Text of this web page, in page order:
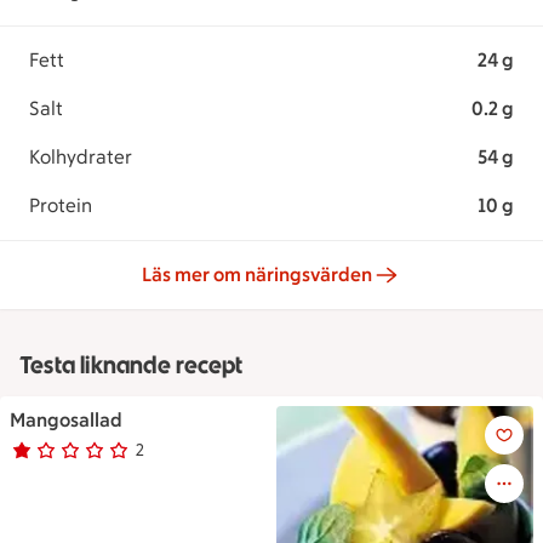
Fett 24 g
Salt 0.2 g
Kolhydrater 54 g
Protein 10 g
Läs mer om näringsvärden
Testa liknande recept
Mangosallad
Betyg 1 av 5.
2
2 personer har röstat
Mangosallad